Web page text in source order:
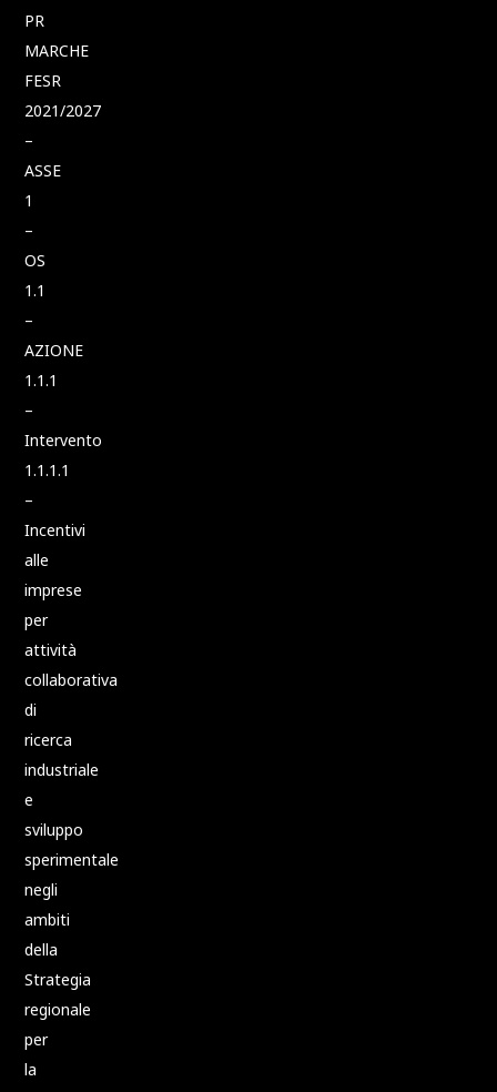
PR
MARCHE
FESR
2021/2027
–
ASSE
1
–
OS
1.1
–
AZIONE
1.1.1
–
Intervento
1.1.1.1
–
Incentivi
alle
imprese
per
attività
collaborativa
di
ricerca
industriale
e
sviluppo
sperimentale
negli
ambiti
della
Strategia
regionale
per
la